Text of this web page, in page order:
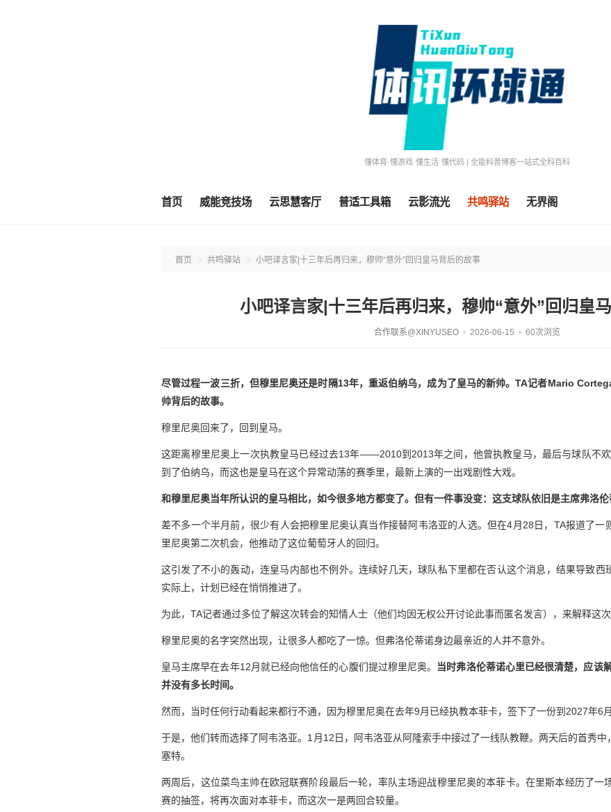
懂体育·懂游戏·懂生活·懂代码 | 全能科普博客一站式全科百科
首页 威能竞技场 云思慧客厅 普适工具箱 云影流光 共鸣驿站 无界阁
首页 共鸣驿站 小吧译言家|十三年后再归来，穆帅“意外”回归皇马背后的故事
小吧译言家|十三年后再归来，穆帅“意外”回归皇
合作联系@XINYUSEO 2026-06-15 60次浏览
尽管过程一波三折，但穆里尼奥还是时隔13年，重返伯纳乌，成为了皇马的新帅。TA记者Mario
帅背后的故事。
穆里尼奥回来了，回到皇马。
这距离穆里尼奥上一次执教皇马已经过去13年——2010到2013年之间，他曾执教皇马，最后与球队不
到了伯纳乌，而这也是皇马在这个异常动荡的赛季里，最新上演的一出戏剧性大戏。
和穆里尼奥当年所认识的皇马相比，如今很多地方都变了。但有一件事没变：这支球队依旧是主席弗洛伦
差不多一个半月前，很少有人会把穆里尼奥认真当作接替阿韦洛亚的人选。但在4月28日，TA报道了一
里尼奥第二次机会，他推动了这位葡萄牙人的回归。
这引发了不小的轰动，连皇马内部也不例外。连续好几天，球队私下里都在否认这个消息，结果导致西
实际上，计划已经在悄悄推进了。
为此，TA记者通过多位了解这次转会的知情人士（他们均因无权公开讨论此事而匿名发言），来解释这
穆里尼奥的名字突然出现，让很多人都吃了一惊。但弗洛伦蒂诺身边最亲近的人并不意外。
皇马主席早在去年12月就已经向他信任的心腹们提过穆里尼奥。 当时弗洛伦蒂诺心里已经很清楚，应该
并没有多长时间。
然而，当时任何行动看起来都行不通，因为穆里尼奥在去年9月已经执教本菲卡，签下了一份到2027年6月
于是，他们转而选择了阿韦洛亚。1月12日，阿韦洛亚从阿隆索手中接过了一线队教鞭。两天后的首秀
塞特。
两周后，这位菜鸟主帅在欧冠联赛阶段最后一轮，率队主场迎战穆里尼奥的本菲卡。在里斯本经历了一
赛的抽签，将再次面对本菲卡，而这次一是两回合较量。